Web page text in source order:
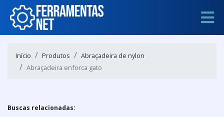
Início Produtos
Abraçadeira de nylon
Abraçadeira enforca gato
Buscas relacionadas: